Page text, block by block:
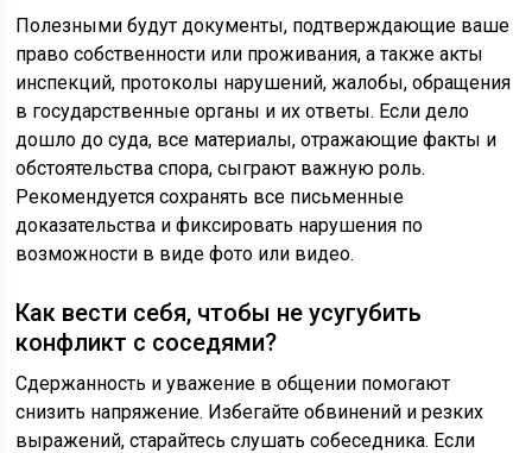
Полезными будут документы, подтверждающие ваше
право собственности или проживания, а также акты
инспекций, протоколы нарушений, жалобы, обращения
в государственные органы и их ответы. Если дело
дошло до суда, все материалы, отражающие факты и
обстоятельства спора, сыграют важную роль.
Рекомендуется сохранять все письменные
доказательства и фиксировать нарушения по
возможности в виде фото или видео.
Как вести себя, чтобы не усугубить
конфликт с соседями?
Сдержанность и уважение в общении помогают
снизить напряжение. Избегайте обвинений и резких
выражений, старайтесь слушать собеседника. Если